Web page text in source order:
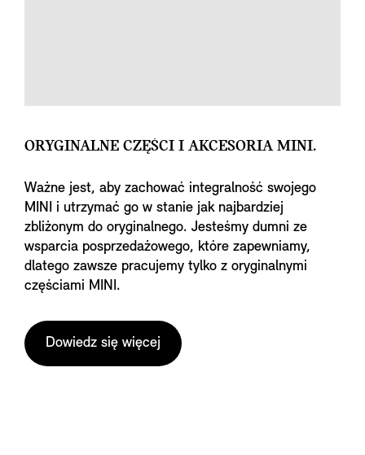
ORYGINALNE CZĘŚCI I AKCESORIA MINI.
Ważne jest, aby zachować integralność swojego
MINI i utrzymać go w stanie jak najbardziej
zbliżonym do oryginalnego. Jesteśmy dumni ze
wsparcia posprzedażowego, które zapewniamy,
dlatego zawsze pracujemy tylko z oryginalnymi
częściami MINI.
Dowiedz się więcej